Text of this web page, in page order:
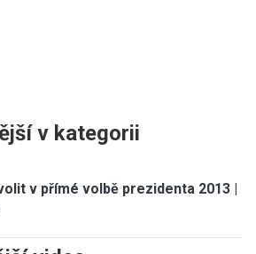
v kategorii
v přímé volbě prezidenta 2013 |